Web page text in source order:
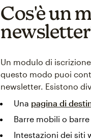
Cos'è un
Un modulo di
questo modo puoi
newsletter. Esistono
Una pagina di
Barre mobili o
Intestazioni dei siti